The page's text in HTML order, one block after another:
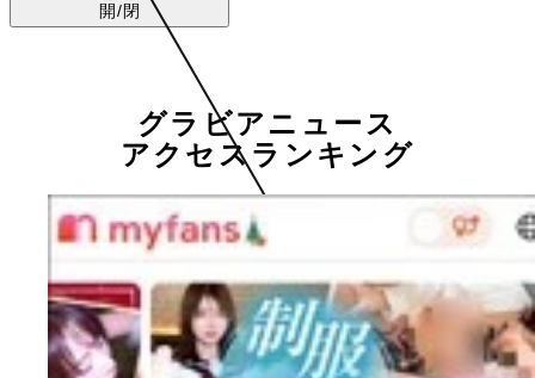
開/閉
グラビアニュース
アクセスランキング